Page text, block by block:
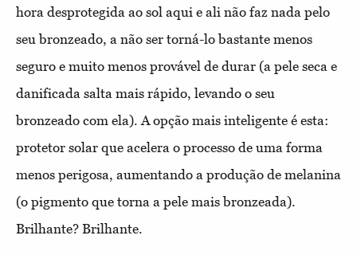
hora desprotegida ao sol aqui e ali não faz nada pelo
seu bronzeado, a não ser torná-lo bastante menos
seguro e muito menos provável de durar (a pele seca e
danificada salta mais rápido, levando o seu
bronzeado com ela). A opção mais inteligente é esta:
protetor solar que acelera o processo de uma forma
menos perigosa, aumentando a produção de melanina
(o pigmento que torna a pele mais bronzeada).
Brilhante? Brilhante.